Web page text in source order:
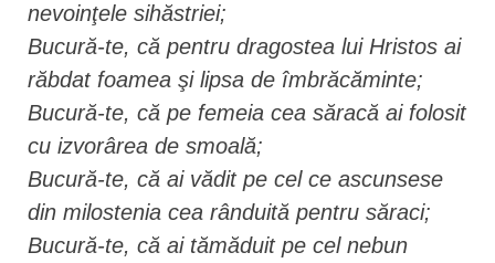
nevoinţele sihăstriei;
Bucură-te, că pentru dragostea lui Hristos ai
răbdat foamea şi lipsa de îmbrăcăminte;
Bucură-te, că pe femeia cea săracă ai folosit
cu izvorârea de smoală;
Bucură-te, că ai vădit pe cel ce ascunsese
din milostenia cea rânduită pentru săraci;
Bucură-te, că ai tămăduit pe cel nebun